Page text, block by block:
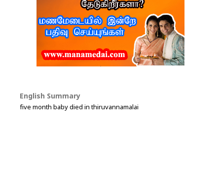
English Summary
five month baby died in thiruvannamalai